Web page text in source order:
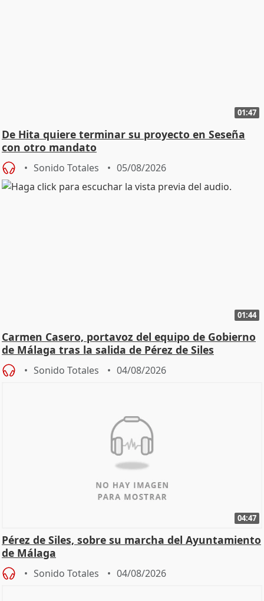
01:47
De Hita quiere terminar su proyecto en Seseña
con otro mandato
Sonido Totales 05/08/2026
01:44
Carmen Casero, portavoz del equipo de Gobierno
de Málaga tras la salida de Pérez de Siles
Sonido Totales 04/08/2026
04:47
Pérez de Siles, sobre su marcha del Ayuntamiento
de Málaga
Sonido Totales 04/08/2026